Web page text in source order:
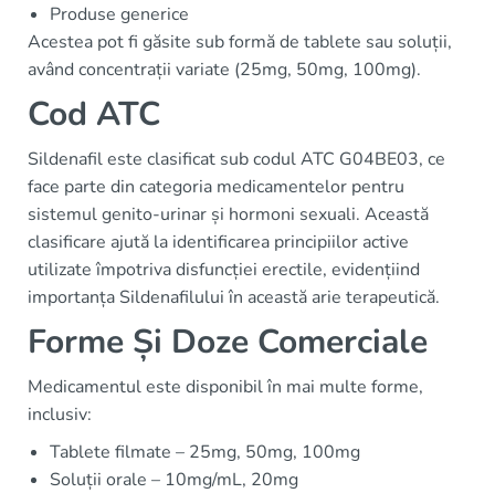
Produse generice
Acestea pot fi găsite sub formă de tablete sau soluții,
având concentrații variate (25mg, 50mg, 100mg).
Cod ATC
Sildenafil este clasificat sub codul ATC G04BE03, ce
face parte din categoria medicamentelor pentru
sistemul genito-urinar și hormoni sexuali. Această
clasificare ajută la identificarea principiilor active
utilizate împotriva disfuncției erectile, evidențiind
importanța Sildenafilului în această arie terapeutică.
Forme Și Doze Comerciale
Medicamentul este disponibil în mai multe forme,
inclusiv:
Tablete filmate – 25mg, 50mg, 100mg
Soluții orale – 10mg/mL, 20mg